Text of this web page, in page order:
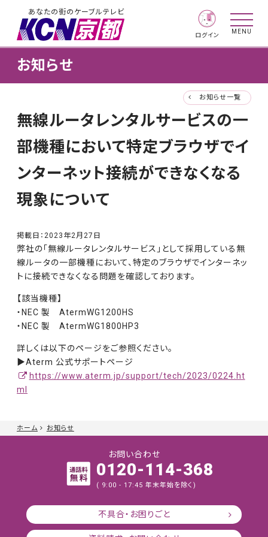
あなたの街のケーブルテレビ
ログイン
MENU
ホーム お知らせ
お知らせ
お知らせ一覧
無線ルータレンタルサービスの一
部機種において特定ブラウザでイ
ンターネット接続ができなくなる
現象について
掲載日： 2023年2月27日
弊社の「 無線ルータレンタルサービス」として採用している無
線ルータの一部機種において、特定のブラウザでインターネッ
ト に接続できなく なる問題を確認しております。
【該当機種】
・NEC 製 AtermWG1200HS
・NEC 製 AtermWG1800HP3
詳しくは以下のページをご参照ください。
▶Aterm 公式サポートページ
https://www.aterm.jp/support/tech/2023/0224.ht
ml
お問い合わせ
0120-114-368
( 9:00 - 17:45 年末年始を除く)
不具合・お困りごと